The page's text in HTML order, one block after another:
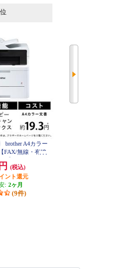
位
brother A4カラー
FAX/無線・有線
(税込)
ント還元
: 2ヶ月
(9件)